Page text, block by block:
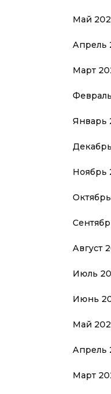
Май
Апрель
Март
Январь
Ноябрь
Август
Июль
Июнь
Май
Апрель
Март